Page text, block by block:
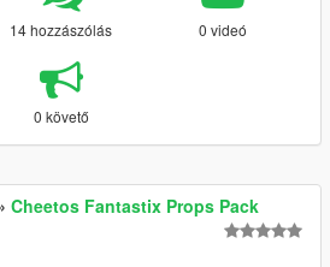
14 hozzászólás 0 videó
0 követő
Cheetos Fantastix Props Pack